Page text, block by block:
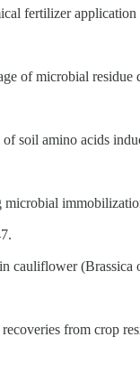
fertilizer application
of microbial residue
soil amino acids
cauliflower (Brassica
from crop